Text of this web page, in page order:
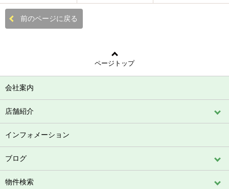
前のページに戻る
ページトップ
会社案内
店舗紹介
インフォメーション
ブログ
物件検索